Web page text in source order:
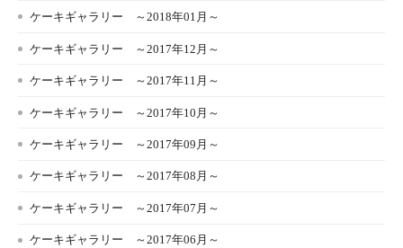
ケーキギャラリー ～2018年01月～
ケーキギャラリー ～2017年12月～
ケーキギャラリー ～2017年11月～
ケーキギャラリー ～2017年10月～
ケーキギャラリー ～2017年09月～
ケーキギャラリー ～2017年08月～
ケーキギャラリー ～2017年07月～
ケーキギャラリー ～2017年06月～